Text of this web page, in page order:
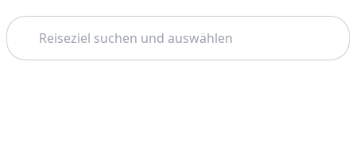
Suchen